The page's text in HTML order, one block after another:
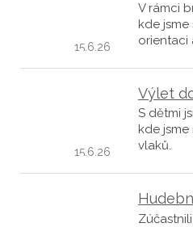
15.6.26
V rámci
kde
orientaci
15.6.26
Výlet
S dětmi
kde
vlaků.